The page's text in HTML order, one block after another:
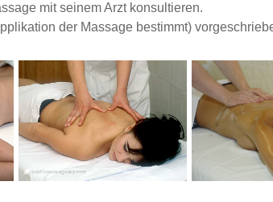
mit seinem Arzt konsultieren.
der Massage bestimmt)